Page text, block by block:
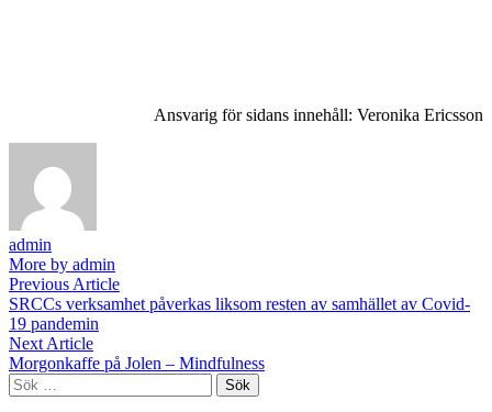
Ansvarig för sidans innehåll: Veronika Ericsson
admin
More by admin
Inläggsnavigering
Previous ArticlePrevious
article:
SRCCs verksamhet påverkas liksom resten av samhället av Covid-
19 pandemin
Next ArticleNext
article:
Morgonkaffe på Jolen – Mindfulness
Sök
efter: